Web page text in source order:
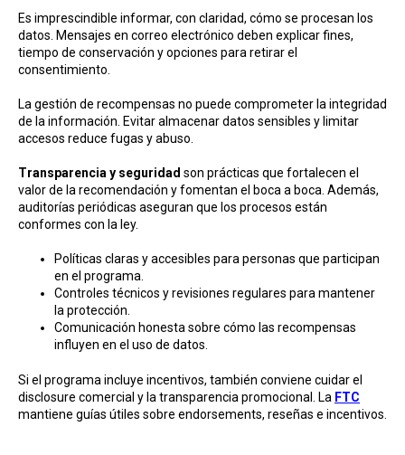
Es imprescindible informar, con claridad, cómo se procesan los
datos. Mensajes en correo electrónico deben explicar fines,
tiempo de conservación y opciones para retirar el
consentimiento.
La gestión de recompensas no puede comprometer la integridad
de la información. Evitar almacenar datos sensibles y limitar
accesos reduce fugas y abuso.
Transparencia y seguridad son prácticas que fortalecen el
valor de la recomendación y fomentan el boca a boca. Además,
auditorías periódicas aseguran que los procesos están
conformes con la ley.
Políticas claras y accesibles para personas que participan
en el programa.
Controles técnicos y revisiones regulares para mantener
la protección.
Comunicación honesta sobre cómo las recompensas
influyen en el uso de datos.
Si el programa incluye incentivos, también conviene cuidar el
disclosure comercial y la transparencia promocional. La FTC
mantiene guías útiles sobre endorsements, reseñas e incentivos.